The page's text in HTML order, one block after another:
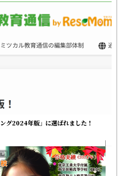
グ2024年版」に選ばれました！